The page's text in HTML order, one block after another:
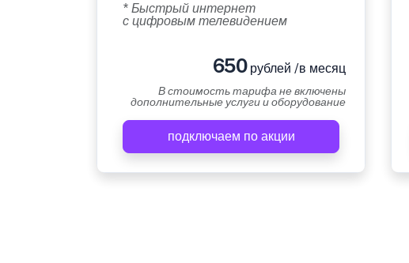
* Быстрый интернет
с цифровым телевидением
650рублей /в месяц
В стоимость тарифа не включены
дополнительные услуги и оборудование
подключаем по акции